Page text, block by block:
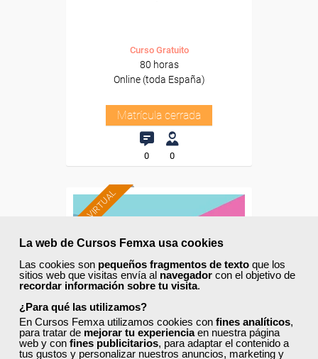
La web de Cursos Femxa usa cookies
Las cookies son pequeños fragmentos de texto que los
sitios web que visitas envía al navegador con el objetivo de
recordar información sobre tu visita.
¿Para qué las utilizamos?
En Cursos Femxa utilizamos cookies con fines analíticos,
para tratar de mejorar tu experienciaen nuestra página
web y con fines publicitarios, para adaptar el contenido a
tus gustos y personalizar nuestros anuncios, marketing y
Curso Gratuito
80 horas
Online (toda España)
Matrícula cerrada
0 0
AULA VIRTUAL